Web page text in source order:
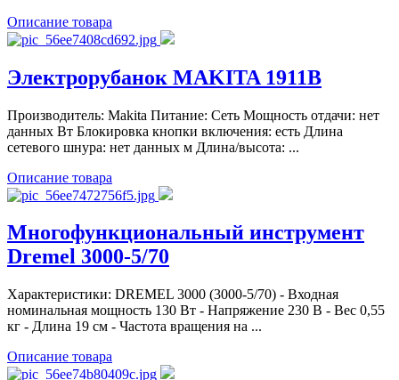
Описание товара
Электрорубанок MAKITA 1911B
Производитель: Makita Питание: Сеть Мощность отдачи: нет
данных Вт Блокировка кнопки включения: есть Длина
сетевого шнура: нет данных м Длина/высота: ...
Описание товара
Многофункциональный инструмент
Dremel 3000-5/70
Характеристики: DREMEL 3000 (3000-5/70) - Входная
номинальная мощность 130 Вт - Напряжение 230 В - Вес 0,55
кг - Длина 19 см - Частота вращения на ...
Описание товара